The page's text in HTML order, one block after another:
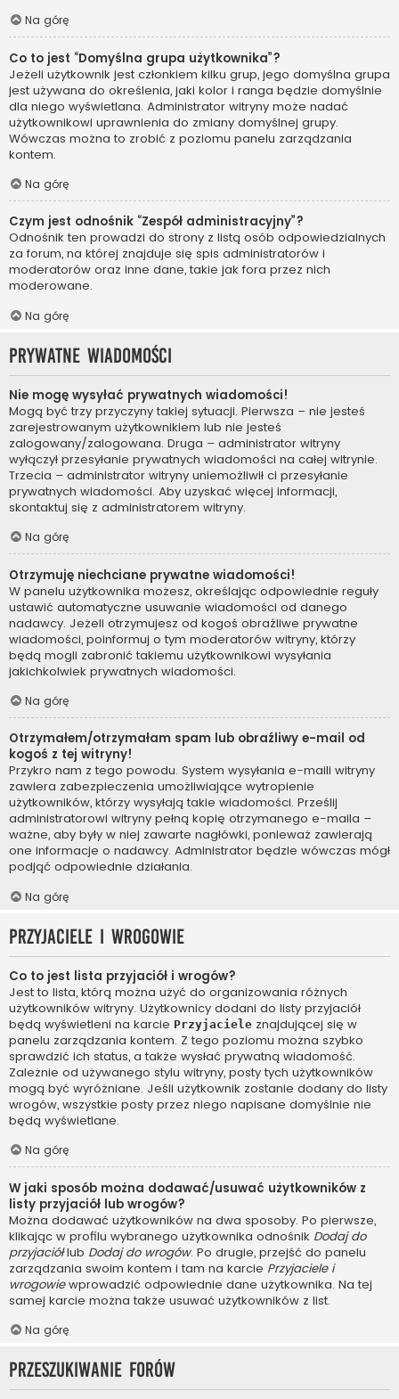
Na górę
Co to jest “Domyślna grupa użytkownika”?
Jeżeli użytkownik jest członkiem kilku grup, jego domyślna grupa
jest używana do określenia, jaki kolor i ranga będzie domyślnie
dla niego wyświetlana. Administrator witryny może nadać
użytkownikowi uprawnienia do zmiany domyślnej grupy.
Wówczas można to zrobić z poziomu panelu zarządzania
kontem.
Na górę
Czym jest odnośnik “Zespół administracyjny”?
Odnośnik ten prowadzi do strony z listą osób odpowiedzialnych
za forum, na której znajduje się spis administratorów i
moderatorów oraz inne dane, takie jak fora przez nich
moderowane.
Na górę
Prywatne wiadomości
Nie mogę wysyłać prywatnych wiadomości!
Mogą być trzy przyczyny takiej sytuacji. Pierwsza – nie jesteś
zarejestrowanym użytkownikiem lub nie jesteś
zalogowany/zalogowana. Druga – administrator witryny
wyłączył przesyłanie prywatnych wiadomości na całej witrynie.
Trzecia – administrator witryny uniemożliwił ci przesyłanie
prywatnych wiadomości. Aby uzyskać więcej informacji,
skontaktuj się z administratorem witryny.
Na górę
Otrzymuję niechciane prywatne wiadomości!
W panelu użytkownika możesz, określając odpowiednie reguły
ustawić automatyczne usuwanie wiadomości od danego
nadawcy. Jeżeli otrzymujesz od kogoś obraźliwe prywatne
wiadomości, poinformuj o tym moderatorów witryny, którzy
będą mogli zabronić takiemu użytkownikowi wysyłania
jakichkolwiek prywatnych wiadomości.
Na górę
Otrzymałem/otrzymałam spam lub obraźliwy e-mail od
kogoś z tej witryny!
Przykro nam z tego powodu. System wysyłania e-maili witryny
zawiera zabezpieczenia umożliwiające wytropienie
użytkowników, którzy wysyłają takie wiadomości. Prześlij
administratorowi witryny pełną kopię otrzymanego e-maila –
ważne, aby były w niej zawarte nagłówki, ponieważ zawierają
one informacje o nadawcy. Administrator będzie wówczas mógł
podjąć odpowiednie działania.
Na górę
Przyjaciele i wrogowie
Co to jest lista przyjaciół i wrogów?
Jest to lista, którą można użyć do organizowania różnych
użytkowników witryny. Użytkownicy dodani do listy przyjaciół
będą wyświetleni na karcie Przyjaciele znajdującej się w
panelu zarządzania kontem. Z tego poziomu można szybko
sprawdzić ich status, a także wysłać prywatną wiadomość.
Zależnie od używanego stylu witryny, posty tych użytkowników
mogą być wyróżniane. Jeśli użytkownik zostanie dodany do listy
wrogów, wszystkie posty przez niego napisane domyślnie nie
będą wyświetlane.
Na górę
W jaki sposób można dodawać/usuwać użytkowników z
listy przyjaciół lub wrogów?
Można dodawać użytkowników na dwa sposoby. Po pierwsze,
klikając w profilu wybranego użytkownika odnośnik Dodaj do
przyjaciółlub Dodaj do wrogów. Po drugie, przejść do panelu
zarządzania swoim kontem i tam na karcie Przyjaciele i
wrogowiewprowadzić odpowiednie dane użytkownika. Na tej
samej karcie można także usuwać użytkowników z list.
Na górę
Przeszukiwanie forów